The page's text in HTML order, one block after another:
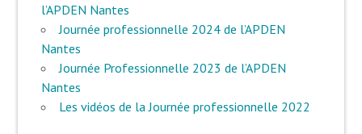
l’APDEN Nantes
Journée professionnelle 2024 de l’APDEN
Nantes
Journée Professionnelle 2023 de l’APDEN
Nantes
Les vidéos de la Journée professionnelle 2022